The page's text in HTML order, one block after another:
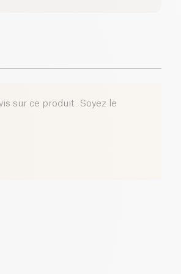
sur ce produit. Soyez le
Your Options